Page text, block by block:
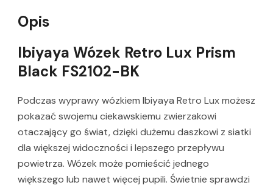
Opis
Ibiyaya Wózek Retro Lux Prism
Black FS2102-BK
Podczas wyprawy wózkiem Ibiyaya Retro Lux możesz
pokazać swojemu ciekawskiemu zwierzakowi
otaczający go świat, dzięki dużemu daszkowi z siatki
dla większej widoczności i lepszego przepływu
powietrza. Wózek może pomieścić jednego
większego lub nawet więcej pupili. Świetnie sprawdzi